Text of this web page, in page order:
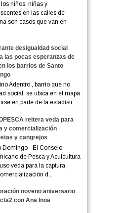
niños, niñas y
en las calles de
son casos que van en
desigualdad social
las pocas esperanzas de
los barrios de Santo
Adentro , barrio que no
social, se ubica en el mapa
en parte de la estadísti...
reitera veda para
y comercialización
y cangrejos
Domingo- El Consejo
de Pesca y Acuicultura
veda para la captura,
d...
noveno aniversario
con Ana Inoa